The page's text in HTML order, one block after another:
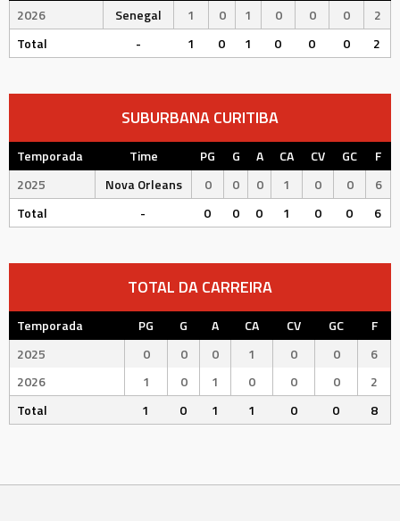
2026
Senegal 1 0 1 0 0 0
2
Total
- 1 0 1 0 0 0 2
SUBURBANA CURITIBA
Temporada Time PG G A CA CV GC
F
2025
Nova Orleans 0 0 0 1 0 0
6
Total
- 0 0 0 1 0 0 6
TOTAL DA CARREIRA
Temporada PG G A CA CV GC
F
2025
0 0 0 1 0 0
6
2026
1 0 1 0 0 0
2
Total
1 0 1 1 0 0 8